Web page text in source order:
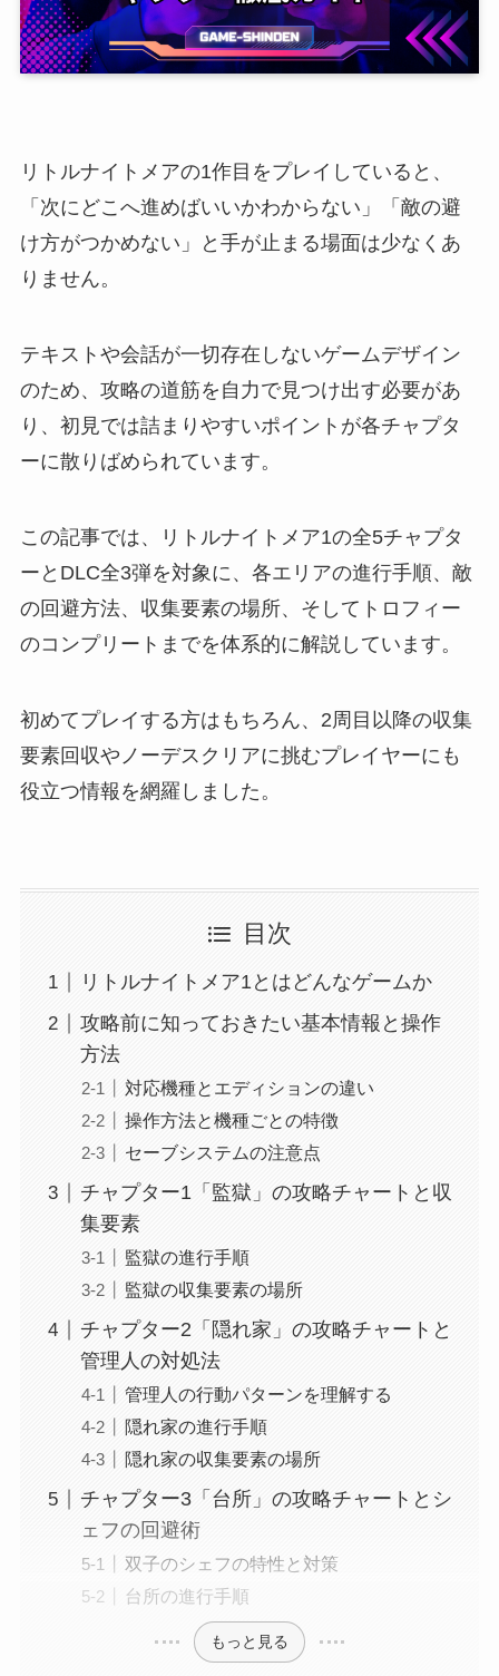
リトルナイトメアの1作目をプレイしていると、
「次にどこへ進めばいいかわからない」「敵の避
け方がつかめない」と手が止まる場面は少なくあ
りません。
テキストや会話が一切存在しないゲームデザイン
のため、攻略の道筋を自力で見つけ出す必要があ
り、初見では詰まりやすいポイントが各チャプタ
ーに散りばめられています。
この記事では、リトルナイトメア1の全5チャプタ
ーとDLC全3弾を対象に、各エリアの進行手順、敵
の回避方法、収集要素の場所、そしてトロフィー
のコンプリートまでを体系的に解説しています。
初めてプレイする方はもちろん、2周目以降の収集
要素回収やノーデスクリアに挑むプレイヤーにも
役立つ情報を網羅しました。
目次
リトルナイトメア1とはどんなゲームか
攻略前に知っておきたい基本情報と操作
方法
対応機種とエディションの違い
操作方法と機種ごとの特徴
セーブシステムの注意点
チャプター1「監獄」の攻略チャートと収
集要素
監獄の進行手順
監獄の収集要素の場所
チャプター2「隠れ家」の攻略チャートと
管理人の対処法
管理人の行動パターンを理解する
隠れ家の進行手順
隠れ家の収集要素の場所
チャプター3「台所」の攻略チャートとシ
ェフの回避術
双子のシェフの特性と対策
台所の進行手順
もっと見る